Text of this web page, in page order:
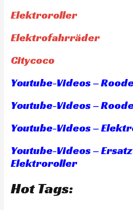
Elektroroller
Elektrofahrräder
Citycoco
Youtube-Videos –
Youtube-Videos –
Youtube-Videos –
Youtube-Videos –
Elektroroller
Hot Tags: